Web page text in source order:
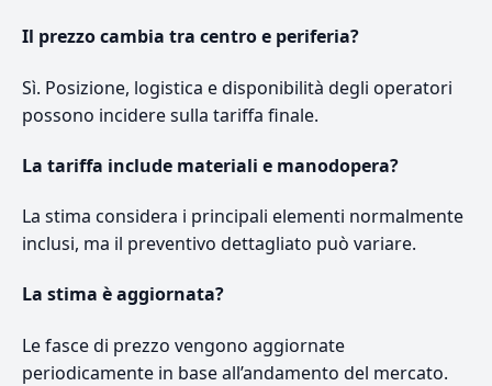
Il prezzo cambia tra centro e periferia?
Sì. Posizione, logistica e disponibilità degli operatori
possono incidere sulla tariffa finale.
La tariffa include materiali e manodopera?
La stima considera i principali elementi normalmente
inclusi, ma il preventivo dettagliato può variare.
La stima è aggiornata?
Le fasce di prezzo vengono aggiornate
periodicamente in base all’andamento del mercato.